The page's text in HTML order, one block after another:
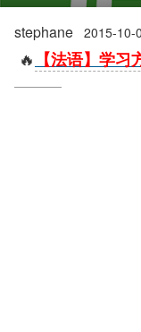
stephane 2015-10-
🔥 【法语】学